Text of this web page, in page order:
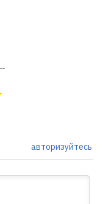
авторизуйтесь